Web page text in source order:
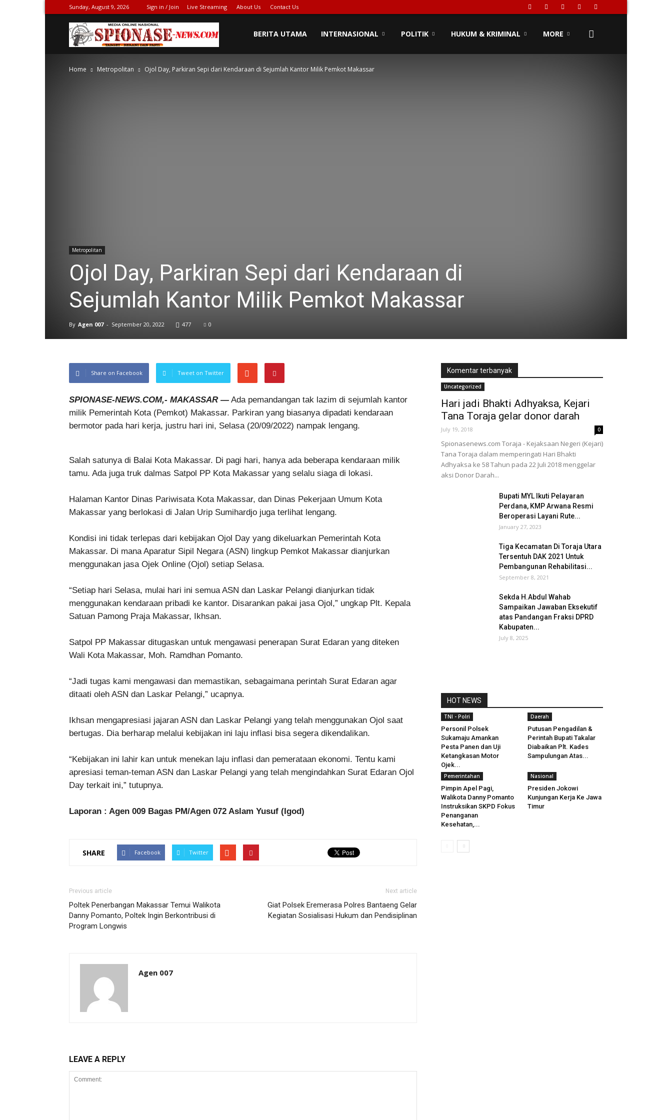
Sunday, August 9, 2026 Sign in / Join Live Streaming About Us Contact Us
SPIONASE-
NEWS[DOT]COM
BERITA UTAMA INTERNASIONAL POLITIK HUKUM & KRIMINAL MORE
Home Metropolitan Ojol Day, Parkiran Sepi dari Kendaraan di Sejumlah Kantor Milik Pemkot Makassar
Metropolitan
Ojol Day, Parkiran Sepi dari Kendaraan di
Sejumlah Kantor Milik Pemkot Makassar
By Agen 007 - September 20, 2022 477 0
Share on Facebook Tweet on Twitter
SPIONASE-NEWS.COM,- MAKASSAR — Ada pemandangan tak lazim di sejumlah kantor
milik Pemerintah Kota (Pemkot) Makassar. Parkiran yang biasanya dipadati kendaraan
bermotor pada hari kerja, justru hari ini, Selasa (20/09/2022) nampak lengang.
Salah satunya di Balai Kota Makassar. Di pagi hari, hanya ada beberapa kendaraan milik
tamu. Ada juga truk dalmas Satpol PP Kota Makassar yang selalu siaga di lokasi.
Halaman Kantor Dinas Pariwisata Kota Makassar, dan Dinas Pekerjaan Umum Kota
Makassar yang berlokasi di Jalan Urip Sumihardjo juga terlihat lengang.
Kondisi ini tidak terlepas dari kebijakan Ojol Day yang dikeluarkan Pemerintah Kota
Makassar. Di mana Aparatur Sipil Negara (ASN) lingkup Pemkot Makassar dianjurkan
menggunakan jasa Ojek Online (Ojol) setiap Selasa.
“Setiap hari Selasa, mulai hari ini semua ASN dan Laskar Pelangi dianjurkan tidak
menggunakan kendaraan pribadi ke kantor. Disarankan pakai jasa Ojol,” ungkap Plt. Kepala
Satuan Pamong Praja Makassar, Ikhsan.
Satpol PP Makassar ditugaskan untuk mengawasi penerapan Surat Edaran yang diteken
Wali Kota Makassar, Moh. Ramdhan Pomanto.
“Jadi tugas kami mengawasi dan memastikan, sebagaimana perintah Surat Edaran agar
ditaati oleh ASN dan Laskar Pelangi,” ucapnya.
Ikhsan mengapresiasi jajaran ASN dan Laskar Pelangi yang telah menggunakan Ojol saat
bertugas. Dia berharap melalui kebijakan ini laju inflasi bisa segera dikendalikan.
“Kebijakan ini lahir kan untuk menekan laju inflasi dan pemerataan ekonomi. Tentu kami
apresiasi teman-teman ASN dan Laskar Pelangi yang telah mengindahkan Surat Edaran Ojol
Day terkait ini,” tutupnya.
Laporan : Agen 009 Bagas PM/Agen 072 Aslam Yusuf (Igod)
SHARE Facebook Twitter
Previous article
Poltek Penerbangan Makassar Temui Walikota
Danny Pomanto, Poltek Ingin Berkontribusi di
Program Longwis
Next article
Giat Polsek Eremerasa Polres Bantaeng Gelar
Kegiatan Sosialisasi Hukum dan Pendisiplinan
Agen 007
LEAVE A REPLY
Komentar terbanyak
Uncategorized
Hari jadi Bhakti Adhyaksa, Kejari
Tana Toraja gelar donor darah
July 19, 2018 0
Spionasenews.com Toraja - Kejaksaan Negeri (Kejari)
Tana Toraja dalam memperingati Hari Bhakti
Adhyaksa ke 58 Tahun pada 22 Juli 2018 menggelar
aksi Donor Darah...
Bupati MYL Ikuti Pelayaran
Perdana, KMP Arwana Resmi
Beroperasi Layani Rute...
January 27, 2023
Tiga Kecamatan Di Toraja Utara
Tersentuh DAK 2021 Untuk
Pembangunan Rehabilitasi...
September 8, 2021
Sekda H.Abdul Wahab
Sampaikan Jawaban Eksekutif
atas Pandangan Fraksi DPRD
Kabupaten...
July 8, 2025
HOT NEWS
TNI - Polri
Personil Polsek
Sukamaju Amankan
Pesta Panen dan Uji
Ketangkasan Motor
Ojek...
Daerah
Putusan Pengadilan &
Perintah Bupati Takalar
Diabaikan Plt. Kades
Sampulungan Atas...
Pemerintahan
Pimpin Apel Pagi,
Walikota Danny Pomanto
Instruksikan SKPD Fokus
Penanganan
Kesehatan,...
Nasional
Presiden Jokowi
Kunjungan Kerja Ke Jawa
Timur